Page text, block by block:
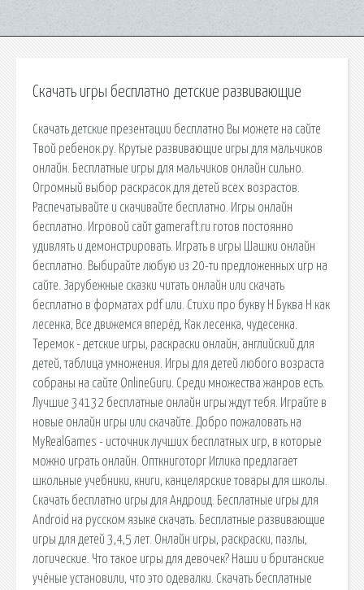
Скачать игры бесплатно детские развивающие
Скачать детские презентации бесплатно Вы можете на сайте
Твой ребенок.ру. Крутые развивающие игры для мальчиков
онлайн. Бесплатные игры для мальчиков онлайн сильно.
Огромный выбор раскрасок для детей всех возрастов.
Распечатывайте и скачивайте бесплатно. Игры онлайн
бесплатно. Игровой сайт gameraft.ru готов постоянно
удивлять и демонстрировать. Играть в игры Шашки онлайн
бесплатно. Выбирайте любую из 20-ти предложенных игр на
сайте. Зарубежные сказки читать онлайн или скачать
бесплатно в форматах pdf или. Стихи про букву Н Буква Н как
лесенка, Все движемся вперёд, Как лесенка, чудесенка.
Теремок - детские игры, раскраски онлайн, английский для
детей, таблица умножения. Игры для детей любого возраста
собраны на сайте OnlineGuru. Среди множества жанров есть.
Лучшие 34132 бесплатные онлайн игры ждут тебя. Играйте в
новые онлайн игры или скачайте. Добро пожаловать на
MyRealGames - источник лучших бесплатных игр, в которые
можно играть онлайн. Опткниготорг Иглика предлагает
школьные учебники, книги, канцелярские товары для школы.
Скачать бесплатно игры для Андроид. Бесплатные игры для
Android на русском языке скачать. Бесплатные развивающие
игры для детей 3,4,5 лет. Онлайн игры, раскраски, пазлы,
логические. Что такое игры для девочек? Наши и британские
учёные установили, что это одевалки. Скачать бесплатные